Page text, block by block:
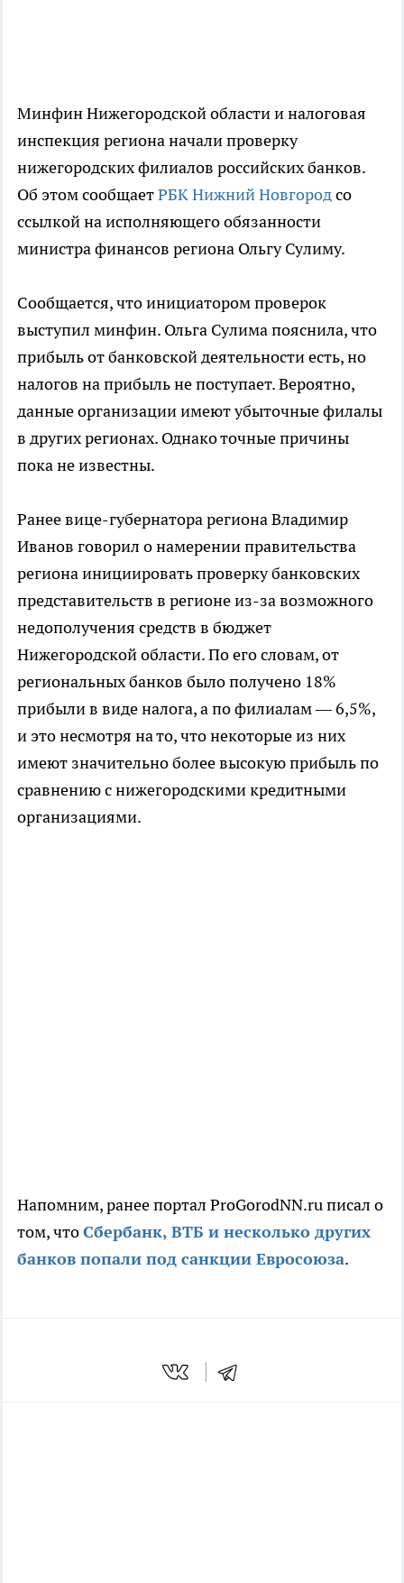
Минфин Нижегородской области и налоговая
инспекция региона начали проверку
нижегородских филиалов российских банков.
Об этом сообщаетРБК Нижний Новгородсо
ссылкой на исполняющего обязанности
министра финансов региона Ольгу Сулиму.
Сообщается, что инициатором проверок
выступил минфин. Ольга Сулима пояснила, что
прибыль от банковской деятельности есть, но
налогов на прибыль не поступает. Вероятно,
данные организации имеют убыточные филалы
в других регионах. Однако точные причины
пока не известны.
Ранее вице-губернатора региона Владимир
Иванов говорил о намерении правительства
региона инициировать проверку банковских
представительств в регионе из-за возможного
недополучения средств в бюджет
Нижегородской области. По его словам, от
региональных банков было получено 18%
прибыли в виде налога, а по филиалам — 6,5%,
и это несмотря на то, что некоторые из них
имеют значительно более высокую прибыль по
сравнению с нижегородскими кредитными
организациями.
Напомним, ранее портал ProGorodNN.ru писал о
том, чтоСбербанк, ВТБ и несколько других
банков попали под санкции Евросоюза.